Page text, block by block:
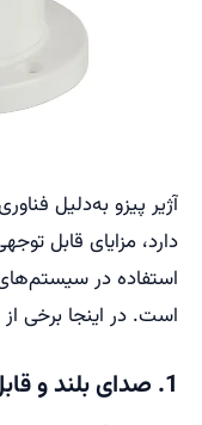
آژیر پیزو به‌دلیل
دارد، مزایای قابل
استفاده در
است. در اینجا برخی از
1. صدای بلند و قابل شنیدن در فواصل دور